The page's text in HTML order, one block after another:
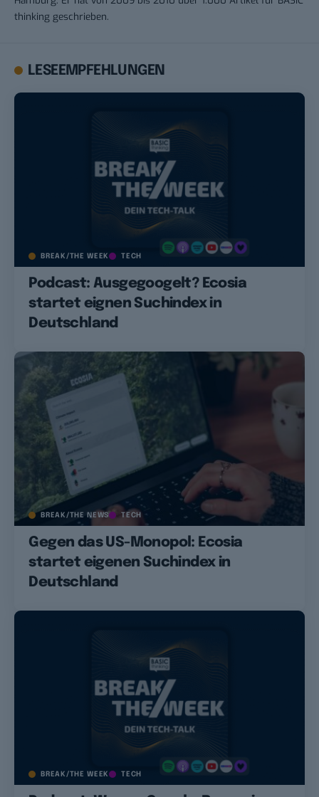
thinking geschrieben.
LESEEMPFEHLUNGEN
BREAK/THE WEEK TECH
Podcast: Ausgegoogelt? Ecosia
startet eignen Suchindex in
Deutschland
BREAK/THE NEWS TECH
Gegen das US-Monopol: Ecosia
startet eigenen Suchindex in
Deutschland
BREAK/THE WEEK TECH